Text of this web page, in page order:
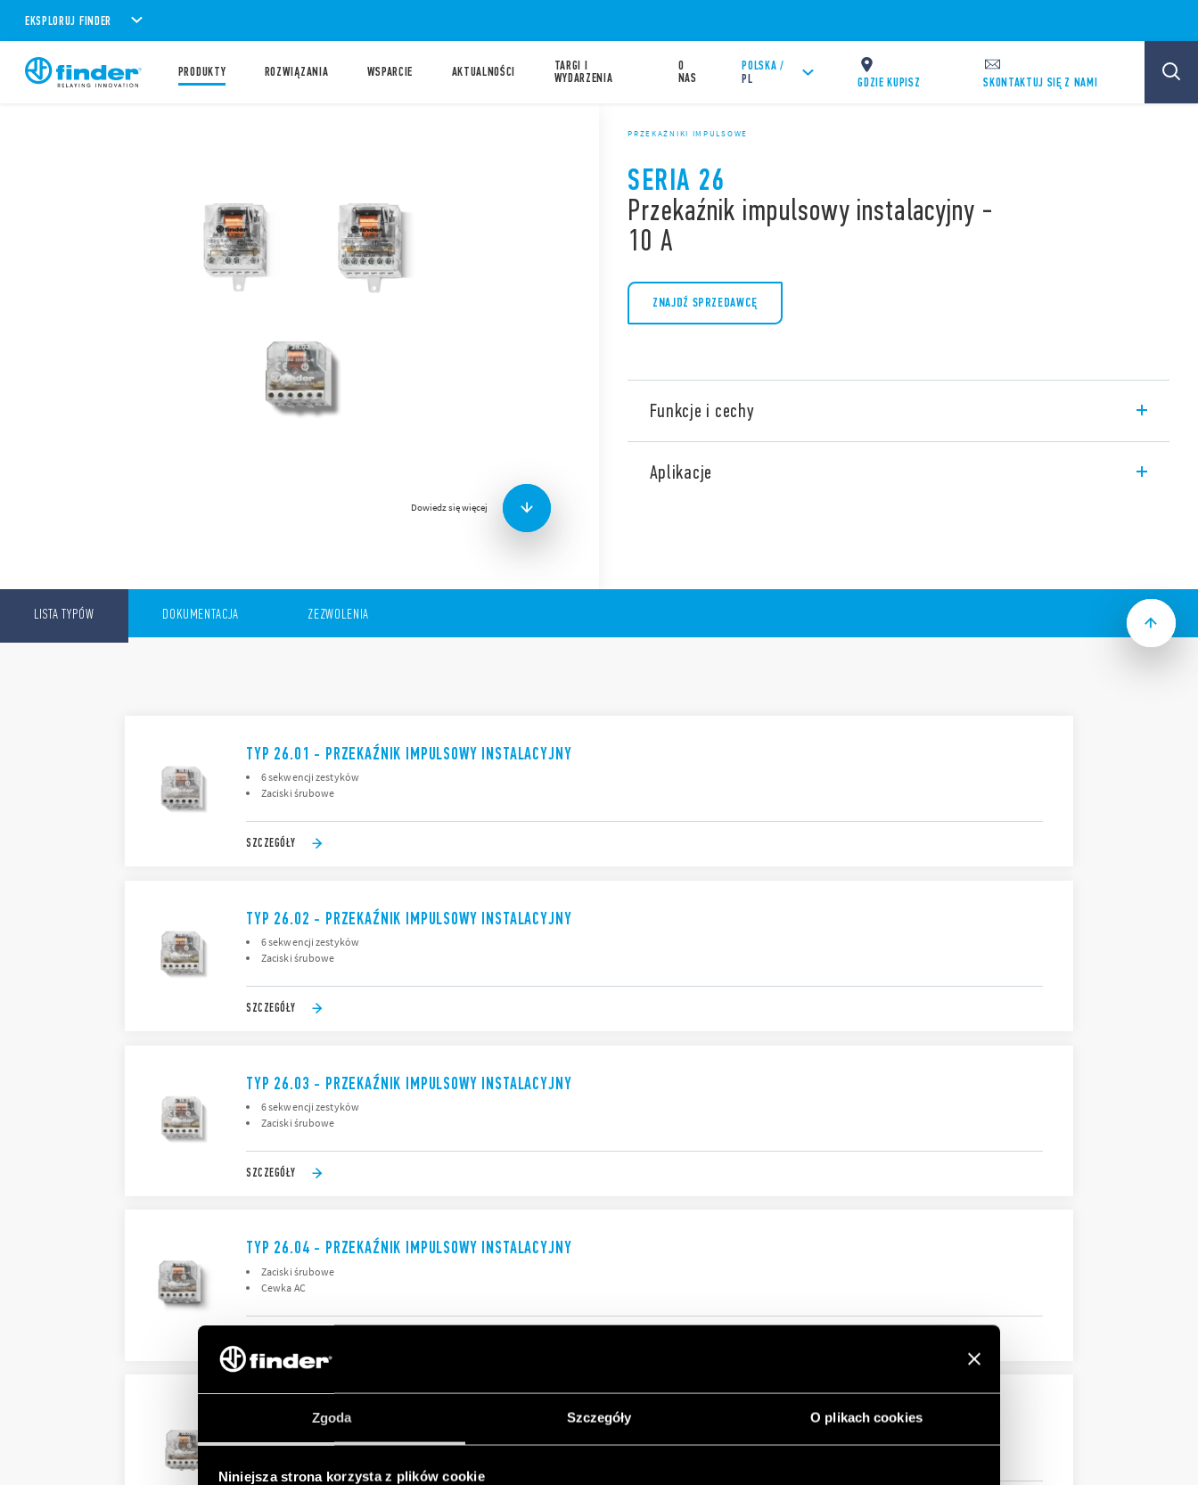
Zgoda Szczegóły O plikach cookies
Niniejsza strona korzysta z plików cookie
EKSPLORUJ FINDER
PRODUKTY ROZWIĄZANIA WSPARCIE AKTUALNOŚCI
TARGI I
WYDARZENIA
O
NAS
POLSKA /
PL
GDZIE KUPISZ SKONTAKTUJ SIĘ Z NAMI
Dowiedz się więcej
PRZEKAŹNIKI IMPULSOWE
SERIA 26
Przekaźnik impulsowy instalacyjny -
10 A
ZNAJDŹ SPRZEDAWCĘ
Funkcje i cechy
Seria 26 obejmuje gamę klasycznych, elektromechanicznych
przekaźników impulsowych (“bistabilnych”) z odseparowaną
Akcesoria: Moduł do użycia z podświetlanym przyciskiem i do użycia z
Aplikacje
LISTA TYPÓW DOKUMENTACJA ZEZWOLENIA
TYP 26.01 - PRZEKAŹNIK IMPULSOWY INSTALACYJNY
6 sekwencji zestyków
Zaciski śrubowe
SZCZEGÓŁY
TYP 26.02 - PRZEKAŹNIK IMPULSOWY INSTALACYJNY
6 sekwencji zestyków
Zaciski śrubowe
SZCZEGÓŁY
TYP 26.03 - PRZEKAŹNIK IMPULSOWY INSTALACYJNY
6 sekwencji zestyków
Zaciski śrubowe
SZCZEGÓŁY
TYP 26.04 - PRZEKAŹNIK IMPULSOWY INSTALACYJNY
Zaciski śrubowe
Cewka AC
TYP 26.05 - PRZEKAŹNIK IMPULSOWY 10A